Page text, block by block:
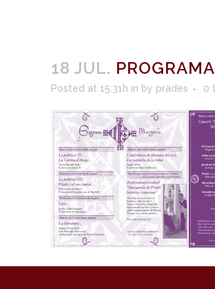
18 JUL. PROGRAMA
Posted at 15:31h in by prades 0